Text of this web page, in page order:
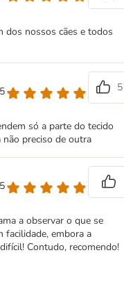
dos nossos cães e todos
5
só a parte do tecido
preciso de outra
a observar o que se
facilidade, embora a
Contudo, recomendo!